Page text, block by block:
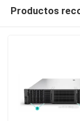
Productos